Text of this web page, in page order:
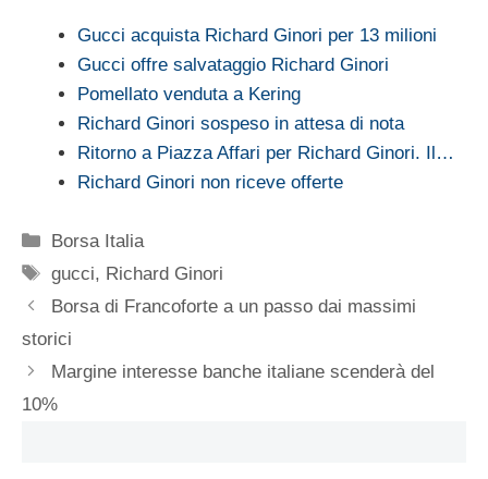
Gucci acquista Richard Ginori per 13 milioni
Gucci offre salvataggio Richard Ginori
Pomellato venduta a Kering
Richard Ginori sospeso in attesa di nota
Ritorno a Piazza Affari per Richard Ginori. Il…
Richard Ginori non riceve offerte
Categorie
Borsa Italia
Tag
gucci, Richard Ginori
Borsa di Francoforte a un passo dai massimi
storici
Margine interesse banche italiane scenderà del
10%